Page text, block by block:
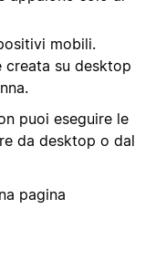
mobili.
creata su desktop
puoi eseguire le
da desktop o dal
pagina